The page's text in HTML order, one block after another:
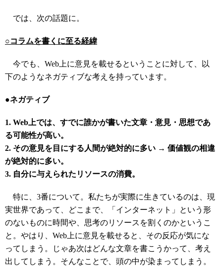
では、次の話題に。
○コラムを書くに至る経緯
今でも、Web上に意見を載せるということに対して、以
下のようなネガティブな考えを持っています。
●ネガティブ
1. Web上では、すでに誰かが書いた文章・意見・思想であ
る可能性が高い。
2. その意見を目にする人間が絶対的に多い → 価値観の相違
が絶対的に多い。
3. 自分に与えられたリソースの消費。
特に、3番について。私たちが実際に生きているのは、現
実世界であって、どこまで、「インターネット」という形
のないものに時間や、思考のリソースを割くのかというこ
と。やはり、Web上に意見を載せると、その反応が気にな
ってしまう。じゃあ次はどんな文章を書こうかって、考え
出してしまう。そんなことで、頭の中が染まってしまう。